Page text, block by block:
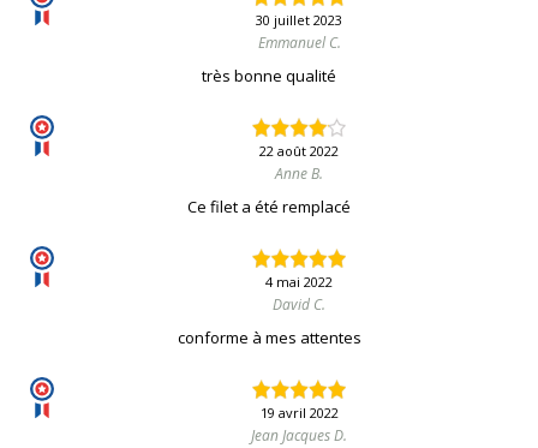
30 juillet 2023
Emmanuel C.
très bonne qualité
22 août 2022
Anne B.
Ce filet a été remplacé
4 mai 2022
David C.
conforme à mes attentes
19 avril 2022
Jean Jacques D.